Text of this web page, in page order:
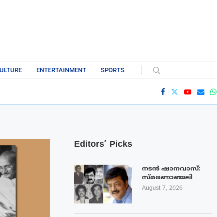
ENTERTAINMENT SPORTS
Editors’ Picks
നടൻ ഷാനവാസ്:
സ്മരണാഞ്ജലി
August 7, 2026